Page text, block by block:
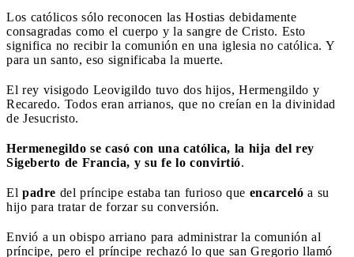
Los católicos sólo reconocen las Hostias debidamente
consagradas como el cuerpo y la sangre de Cristo. Esto
significa no recibir la comunión en una iglesia no católica. Y
para un santo, eso significaba la muerte.
El rey visigodo Leovigildo tuvo dos hijos, Hermengildo y
Recaredo. Todos eran arrianos, que no creían en la divinidad
de Jesucristo.
Hermenegildo se casó con una católica, la hija del rey
Sigeberto de Francia, y su fe lo convirtió.
El padre del príncipe estaba tan furioso que encarceló a su
hijo para tratar de forzar su conversión.
Envió a un obispo arriano para administrar la comunión al
príncipe, pero el príncipe rechazó lo que san Gregorio llamó